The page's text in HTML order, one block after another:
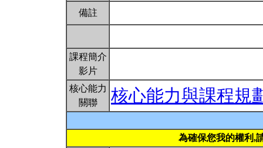
備註
課程簡介
影片
核心能力
關聯
核心能力與課程規
為確保您我的權利,